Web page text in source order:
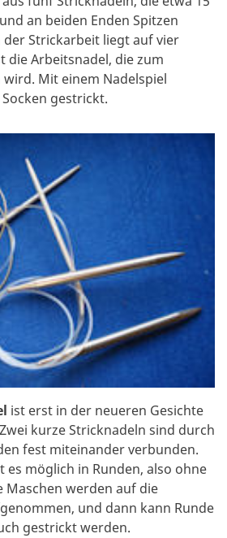
an beiden Enden Spitzen
der Strickarbeit liegt auf vier
die Arbeitsnadel, die zum
Mit einem Nadelspiel
gestrickt.
ist erst in der neueren Gesichte
kurze Stricknadeln sind durch
fest miteinander verbunden.
es möglich in Runden, also ohne
Maschen werden auf die
und dann kann Runde
gestrickt werden.